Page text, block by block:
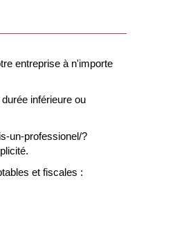
entreprise à n'importe
inférieure ou
un-professionel/?
et fiscales :